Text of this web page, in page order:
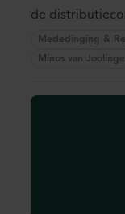
de
Verdrag ...
Mededinging &
Minos van